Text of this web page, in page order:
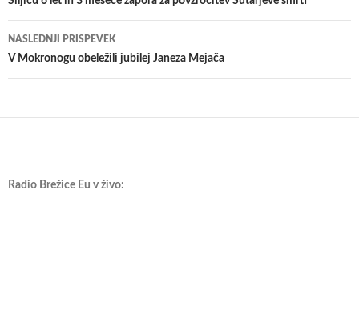
prispevkih
NASLEDNJI PRISPEVEK
V Mokronogu obeležili jubilej Janeza Mejača
Radio Brežice Eu v živo: